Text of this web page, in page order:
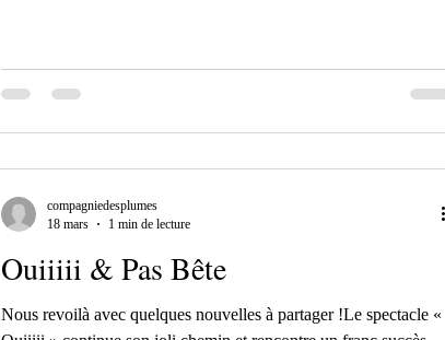
s'accrochent tant bien que mal
Ouiiiii & Pas Bête
Nous revoilà avec quelques nouvelles à partager !Le spectacle «
compagniedesplumes
18 mars
1 min de lecture